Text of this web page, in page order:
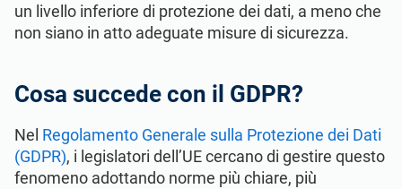
MDR dell’UE
ISO 20000
ISO 22301
Settore bancario e finanziario
Governo
Organizzazioni sanitarie
un livello inferiore di protezione dei dati, a meno che
non siano in atto adeguate misure di sicurezza.
Cosa succede con il GDPR?
Nel Regolamento Generale sulla Protezione dei Dati
(GDPR), i legislatori dell’UE cercano di gestire questo
fenomeno adottando norme più chiare, più